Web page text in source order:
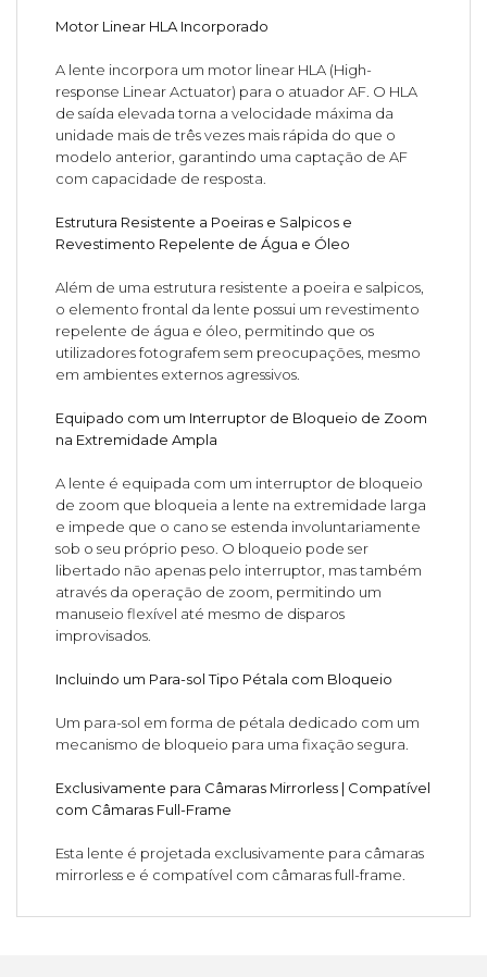
Motor Linear HLA Incorporado
A lente incorpora um motor linear HLA (High-
response Linear Actuator) para o atuador AF. O HLA
de saída elevada torna a velocidade máxima da
unidade mais de três vezes mais rápida do que o
modelo anterior, garantindo uma captação de AF
com capacidade de resposta.
Estrutura Resistente a Poeiras e Salpicos e
Revestimento Repelente de Água e Óleo
Além de uma estrutura resistente a poeira e salpicos,
o elemento frontal da lente possui um revestimento
repelente de água e óleo, permitindo que os
utilizadores fotografem sem preocupações, mesmo
em ambientes externos agressivos.
Equipado com um Interruptor de Bloqueio de Zoom
na Extremidade Ampla
A lente é equipada com um interruptor de bloqueio
de zoom que bloqueia a lente na extremidade larga
e impede que o cano se estenda involuntariamente
sob o seu próprio peso. O bloqueio pode ser
libertado não apenas pelo interruptor, mas também
através da operação de zoom, permitindo um
manuseio flexível até mesmo de disparos
improvisados.
Incluindo um Para-sol Tipo Pétala com Bloqueio
Um para-sol em forma de pétala dedicado com um
mecanismo de bloqueio para uma fixação segura.
Exclusivamente para Câmaras Mirrorless | Compatível
com Câmaras Full-Frame
Esta lente é projetada exclusivamente para câmaras
mirrorless e é compatível com câmaras full-frame.